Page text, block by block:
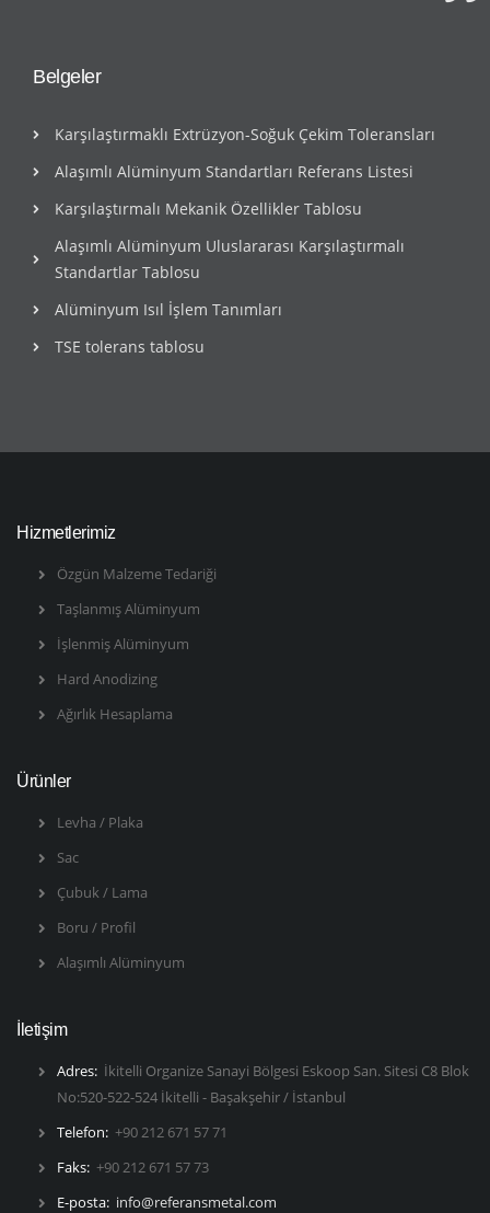
Belgeler
Karşılaştırmaklı Extrüzyon-Soğuk Çekim Toleransları
Alaşımlı Alüminyum Standartları Referans Listesi
Karşılaştırmalı Mekanik Özellikler Tablosu
Alaşımlı Alüminyum Uluslararası Karşılaştırmalı
Standartlar Tablosu
Alüminyum Isıl İşlem Tanımları
TSE tolerans tablosu
Hizmetlerimiz
Özgün Malzeme Tedariği
Taşlanmış Alüminyum
İşlenmiş Alüminyum
Hard Anodizing
Ağırlık Hesaplama
Ürünler
Levha / Plaka
Sac
Çubuk / Lama
Boru / Profil
Alaşımlı Alüminyum
İletişim
Adres: İkitelli Organize Sanayi Bölgesi Eskoop San. Sitesi C8 Blok
No:520-522-524 İkitelli - Başakşehir / İstanbul
Telefon: +90 212 671 57 71
Faks: +90 212 671 57 73
E-posta: info@referansmetal.com